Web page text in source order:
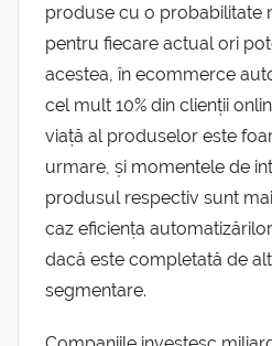
produse cu o probabilitate
pentru fiecare actual ori
acestea, în ecommerce
cel mult 10% din clienții
viață al produselor este
urmare, și momentele de
produsul respectiv sunt
caz eficiența
dacă este completată de
segmentare.